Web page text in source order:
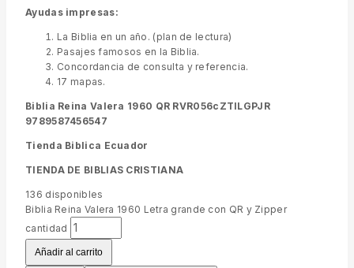
Ayudas impresas:
La Biblia en un año. (plan de lectura)
Pasajes famosos en la Biblia.
Concordancia de consulta y referencia.
17 mapas.
Biblia Reina Valera 1960 QR RVR056cZTILGPJR
9789587456547
Tienda Biblica Ecuador
TIENDA DE BIBLIAS CRISTIANA
136 disponibles
Biblia Reina Valera 1960 Letra grande con QR y Zipper
cantidad
Añadir al carrito